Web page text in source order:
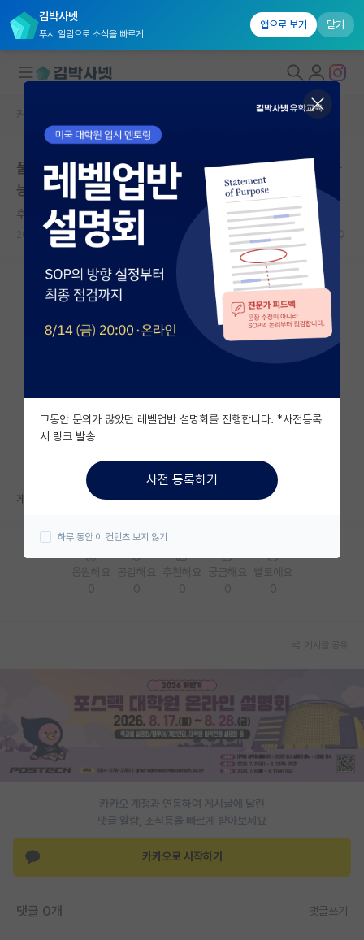
김박사넷
푸시 알림으로 소식을 빠르게
앱으로 보기 닫기
대학원생 모집
국내대학원 정보
연구실&오픈랩
커뮤니티
커뮤니티 홈
전체글보기
베스트 게시판
자유 게시판(아무개랩)
미국 유학 게시판
미국 대학원 합격 후기 게시판
대학원생 모집 게시판
연구실(PI) 홍보 게시판
임용 후기 게시판
PI 전용 게시판
특수/전문대학원 게시판
학술 정보 게시판
커뮤니티 홈
풀타임 대학원생인데, 다른 회사 파트타임 외주 받는거 가
능한가요?
후회하는 마리 퀴리
2025.08.27 0 1840
게시판 특성에 맞지 않아 지우겠습니다.
카카오 계정과 연동하여 게시글에 달린
댓글 알람, 소식등을 빠르게 받아보세요
카카오로 시작하기
댓글 0개 댓글쓰기
그동안 문의가 많았던 레벨업반 설명회를 진행합니다. *사전등록
시 링크 발송
사전 등록하기
하루 동안 이 컨텐츠 보지 않기